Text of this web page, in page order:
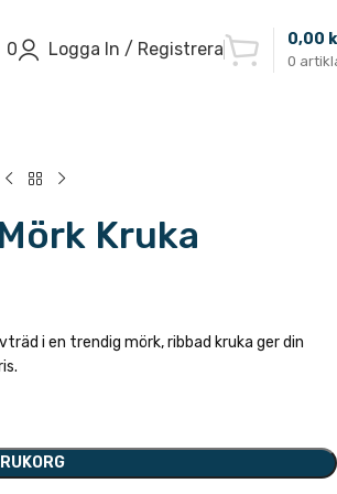
0 Logga In / Registrera
0
0,00
Kruka
i en trendig mörk, ribbad kruka ger din